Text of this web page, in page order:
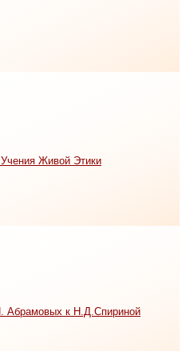
Живой Этики
Абрамовых к Н.Д.Спириной